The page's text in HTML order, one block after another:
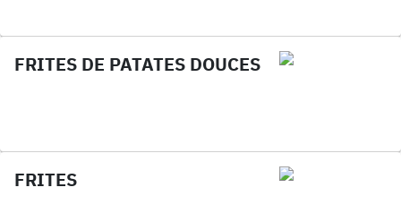
FRITES DE PATATES DOUCES
FRITES